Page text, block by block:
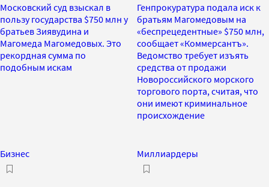
Московский суд взыскал в
пользу государства $750 млн у
братьев Зиявудина и
Магомеда Магомедовых. Это
рекордная сумма по
подобным искам
Генпрокуратура подала иск к
братьям Магомедовым на
«беспрецедентные» $750 млн,
сообщает «Коммерсантъ».
Ведомство требует изъять
средства от продажи
Новороссийского морского
торгового порта, считая, что
они имеют криминальное
происхождение
Бизнес Миллиардеры